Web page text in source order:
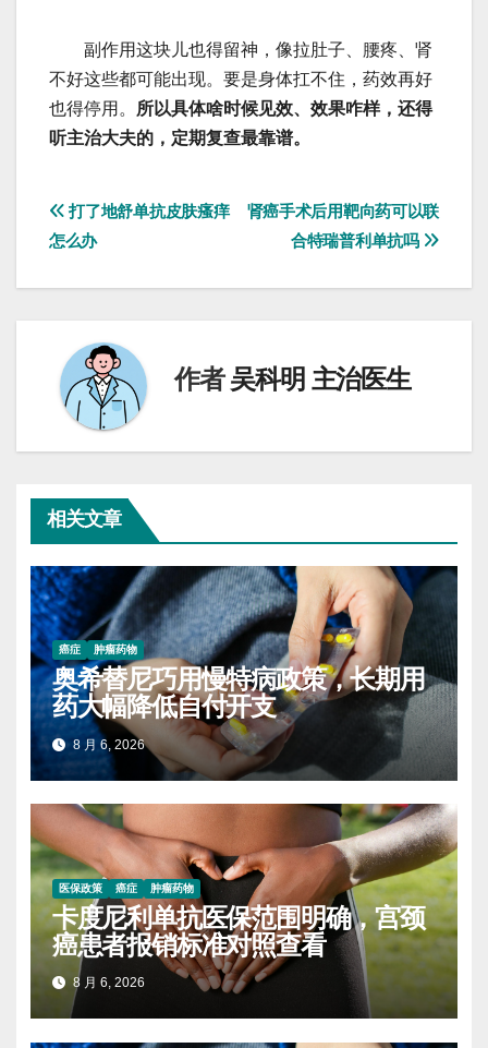
副作用这块儿也得留神，像拉肚子、腰疼、肾
不好这些都可能出现。要是身体扛不住，药效再好
也得停用。
所以具体啥时候见效、效果咋样，还得
听主治大夫的，定期复查最靠谱。
文
章
航
肾癌手术后用靶向药可以联
合特瑞普利单抗吗
打了地舒单抗皮肤瘙痒
怎么办
作者吴科明 主治医生
相关文章
癌症 肿瘤药物
奥希替尼巧用慢特病政策，长期用
药大幅降低自付开支
8 月 6, 2026
医保政策 癌症 肿瘤药物
卡度尼利单抗医保范围明确，宫颈
癌患者报销标准对照查看
8 月 6, 2026